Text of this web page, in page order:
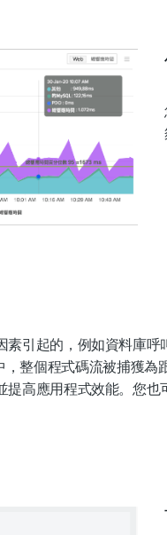
素引起的，例如資料庫
整個程式碼流被捕獲
提高應用程式效能。您